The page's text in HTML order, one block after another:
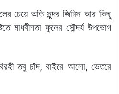
চেয়ে অতি সুন্দর জিনিস আর কিছু
মাধবীলতা ফুলের সৌন্দর্য উপভোগ
তবু চাঁদ, বাইরে আলো, ভেতরে